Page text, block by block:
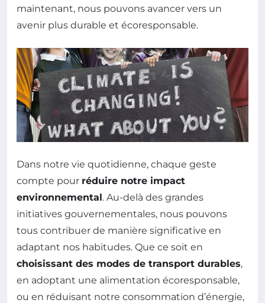
maintenant, nous pouvons avancer vers un
avenir plus durable et écoresponsable.
Dans notre vie quotidienne, chaque geste
compte pour réduire notre impact
environnemental. Au-delà des grandes
initiatives gouvernementales, nous pouvons
tous contribuer de manière significative en
adaptant nos habitudes. Que ce soit en
choisissant des modes de transport durables,
en adoptant une alimentation écoresponsable,
ou en réduisant notre consommation d’énergie,